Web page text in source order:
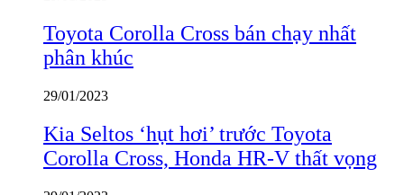
Toyota Corolla Cross bán chạy nhất
phân khúc
29/01/2023
Kia Seltos ‘hụt hơi’ trước Toyota
Corolla Cross, Honda HR-V thất vọng